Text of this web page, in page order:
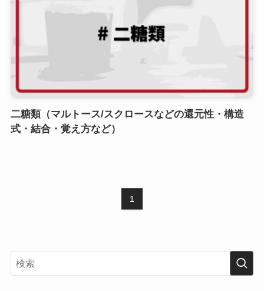
二糖類（マルトース/スクロースなどの還元性・構造
式・結合・覚え方など）
1